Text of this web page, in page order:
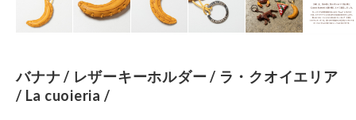
バナナ / レザーキーホルダー / ラ・クオイエリア
/ La cuoieria /